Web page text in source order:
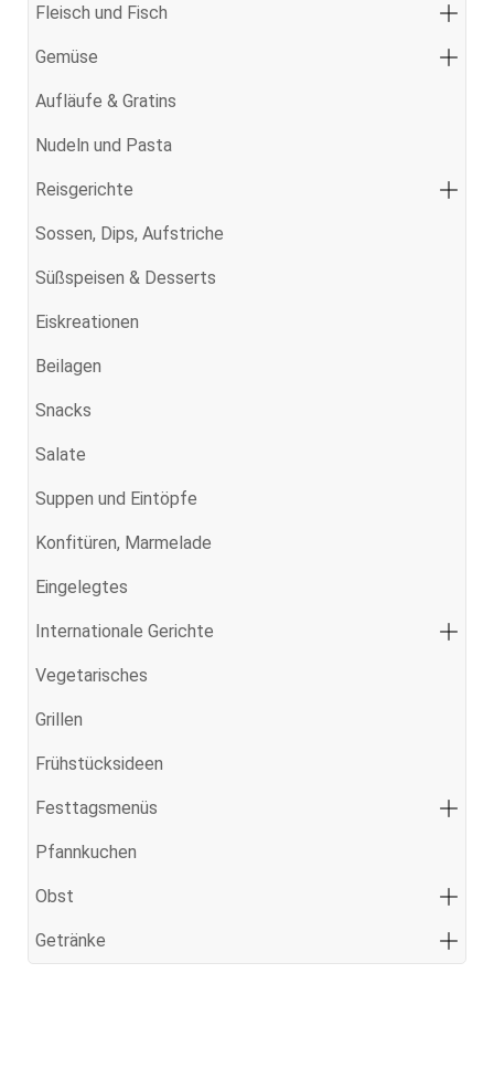
Fleisch und Fisch
Gemüse
Aufläufe & Gratins
Nudeln und Pasta
Reisgerichte
Sossen, Dips, Aufstriche
Süßspeisen & Desserts
Eiskreationen
Beilagen
Snacks
Salate
Suppen und Eintöpfe
Konfitüren, Marmelade
Eingelegtes
Internationale Gerichte
Vegetarisches
Grillen
Frühstücksideen
Festtagsmenüs
Pfannkuchen
Obst
Getränke